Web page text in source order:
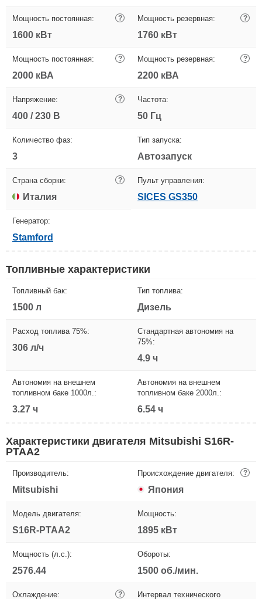
Мощность постоянная: ?
1600 кВт
Мощность резервная: ?
1760 кВт
Мощность постоянная: ?
2000 кВА
Мощность резервная: ?
2200 кВА
Напряжение: ?
400 / 230 В
Частота:
50 Гц
Количество фаз:
3
Тип запуска:
Автозапуск
Страна сборки: ?
Италия
Пульт управления:
SICES GS350
Генератор:
Stamford
Топливные характеристики
Топливный бак:
1500 л
Тип топлива:
Дизель
Расход топлива 75%:
306 л/ч
Стандартная автономия на
75%:
4.9 ч
Автономия на внешнем
топливном баке 1000л.:
3.27 ч
Автономия на внешнем
топливном баке 2000л.:
6.54 ч
Характеристики двигателя Mitsubishi S16R-
PTAA2
Производитель:
Mitsubishi
Происхождение двигателя: ?
Япония
Модель двигателя:
S16R-PTAA2
Мощность:
1895 кВт
Мощность (л.с.):
2576.44
Обороты:
1500 об./мин.
Охлаждение: ? Интервал технического